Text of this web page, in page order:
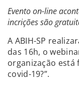
Evento on-line
incrições são
A ABIH-SP
das 16h, o
organização está
covid-19?”.